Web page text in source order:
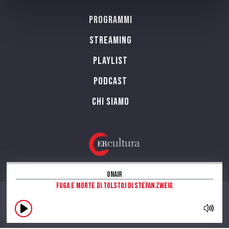
OnAir
Fuga e morte di Tolstoj di Stefan Zweig
Programmi
Streaming
Playlist
PODCAST
Chi siamo